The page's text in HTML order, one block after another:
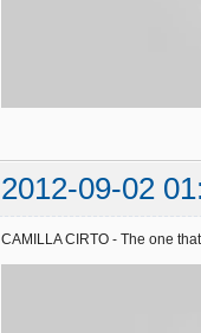
2012-09-02
CAMILLA CIRTO - The one